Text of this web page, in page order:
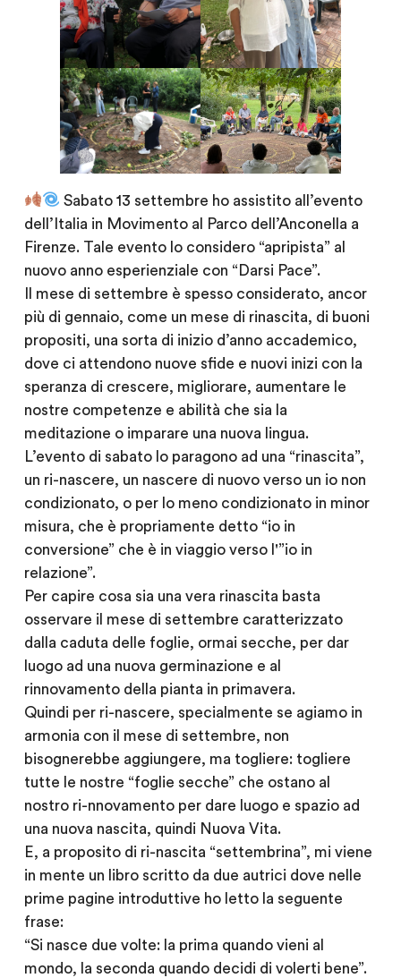
Sabato 13 settembre ho assistito all’evento
dell’Italia in Movimento al Parco dell’Anconella a
Firenze. Tale evento lo considero “apripista” al
nuovo anno esperienziale con “Darsi Pace”.
Il mese di settembre è spesso considerato, ancor
più di gennaio, come un mese di rinascita, di buoni
propositi, una sorta di inizio d’anno accademico,
dove ci attendono nuove sfide e nuovi inizi con la
speranza di crescere, migliorare, aumentare le
nostre competenze e abilità che sia la
meditazione o imparare una nuova lingua.
L’evento di sabato lo paragono ad una “rinascita”,
un ri-nascere, un nascere di nuovo verso un io non
condizionato, o per lo meno condizionato in minor
misura, che è propriamente detto “io in
conversione” che è in viaggio verso l'”io in
relazione”.
Per capire cosa sia una vera rinascita basta
osservare il mese di settembre caratterizzato
dalla caduta delle foglie, ormai secche, per dar
luogo ad una nuova germinazione e al
rinnovamento della pianta in primavera.
Quindi per ri-nascere, specialmente se agiamo in
armonia con il mese di settembre, non
bisognerebbe aggiungere, ma togliere: togliere
tutte le nostre “foglie secche” che ostano al
nostro ri-nnovamento per dare luogo e spazio ad
una nuova nascita, quindi Nuova Vita.
E, a proposito di ri-nascita “settembrina”, mi viene
in mente un libro scritto da due autrici dove nelle
prime pagine introduttive ho letto la seguente
frase:
“Si nasce due volte: la prima quando vieni al
mondo, la seconda quando decidi di volerti bene”.